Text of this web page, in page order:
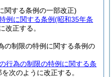
関する条例の一部改正)
例に関する条例(昭和35年条
改正する。
の制限の特例に関する条例の
行為の制限の特例に関する条
次のように改正する。